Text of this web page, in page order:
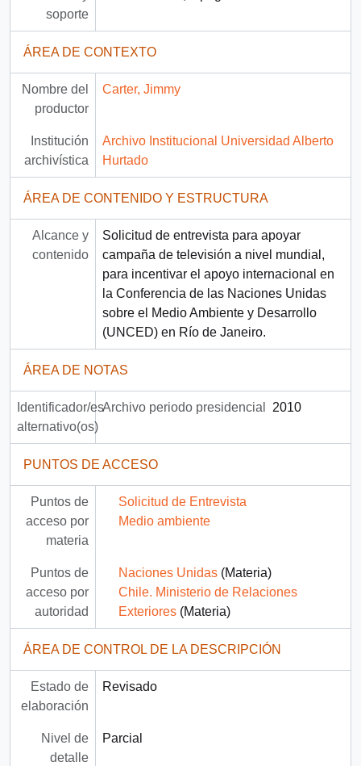
soporte
ÁREA DE CONTEXTO
Nombre del
productor
Carter, Jimmy
Institución
archivística
Archivo Institucional Universidad Alberto
Hurtado
ÁREA DE CONTENIDO Y ESTRUCTURA
Alcance y
contenido
Solicitud de entrevista para apoyar
campaña de televisión a nivel mundial,
para incentivar el apoyo internacional en
la Conferencia de las Naciones Unidas
sobre el Medio Ambiente y Desarrollo
(UNCED) en Río de Janeiro.
ÁREA DE NOTAS
Identificador/es
alternativo(os)
Archivo periodo presidencial 2010
PUNTOS DE ACCESO
Puntos de
acceso por
materia
Solicitud de Entrevista
Medio ambiente
Puntos de
acceso por
autoridad
Naciones Unidas(Materia)
Chile. Ministerio de Relaciones
Exteriores(Materia)
ÁREA DE CONTROL DE LA DESCRIPCIÓN
Estado de
elaboración
Revisado
Nivel de
detalle
Parcial